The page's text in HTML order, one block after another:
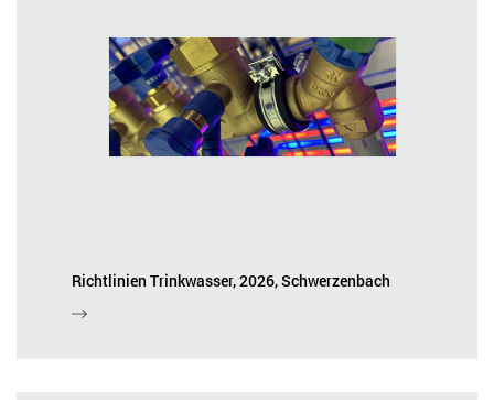
Richtlinien Trinkwasser, 2026, Schwerzenbach